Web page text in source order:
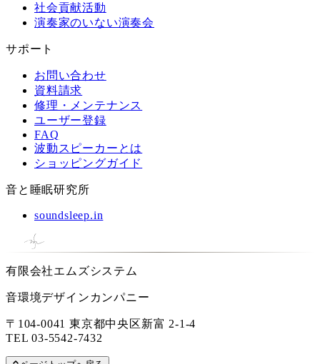
社会貢献活動
演奏家のいない演奏会
サポート
お問い合わせ
資料請求
修理・メンテナンス
ユーザー登録
FAQ
波動スピーカーとは
ショッピングガイド
音と睡眠研究所
soundsleep.in
有限会社エムズシステム
音環境デザインカンパニー
〒104-0041 東京都中央区新富 2-1-4
TEL03-5542-7432